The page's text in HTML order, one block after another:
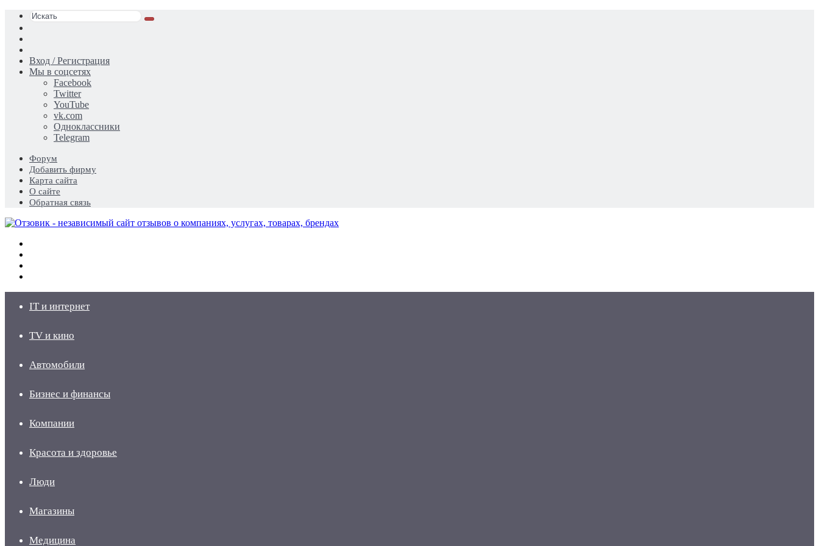
Искать
статья
Вход / Регистрация
Мы в соцсетях
Facebook
Twitter
YouTube
vk.com
Одноклассники
Telegram
Форум
Добавить фирму
Карта сайта
О сайте
Обратная связь
IT и интернет
TV и кино
Автомобили
Бизнес и финансы
Компании
Красота и здоровье
Люди
Магазины
Медицина